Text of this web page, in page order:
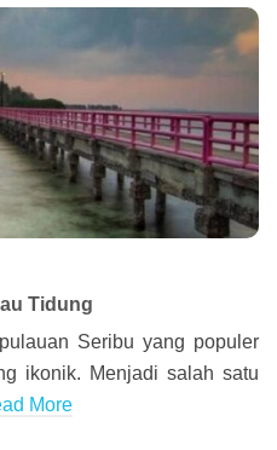
Tidung
Seribu yang populer
ikonik. Menjadi salah satu
More